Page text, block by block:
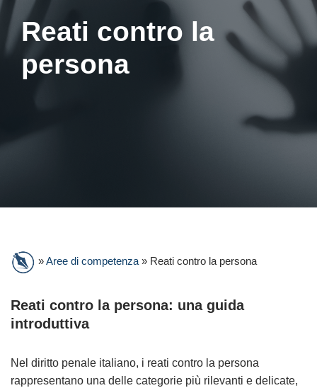
Reati contro la
persona
»Aree di competenza» Reati contro la persona
Reati contro la persona: una guida
introduttiva
Nel diritto penale italiano, i reati contro la persona
rappresentano una delle categorie più rilevanti e delicate,